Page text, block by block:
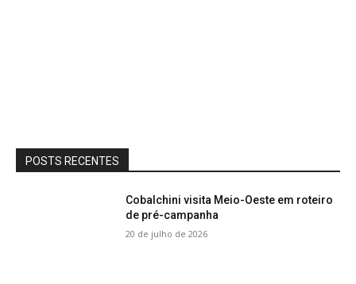
POSTS RECENTES
Cobalchini visita Meio-Oeste em roteiro
de pré-campanha
20 de julho de 2026